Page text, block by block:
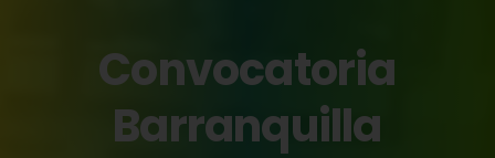
Convocatoria
Barranquilla